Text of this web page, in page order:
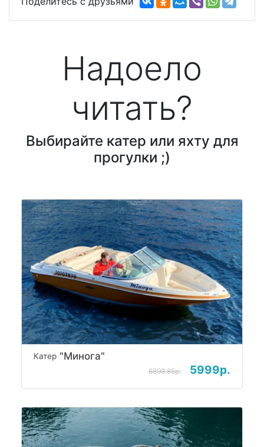
Надоело
читать?
Выбирайте катер или яхту для
прогулки ;)
Катер"Минога"
6898.85р. 5999р.